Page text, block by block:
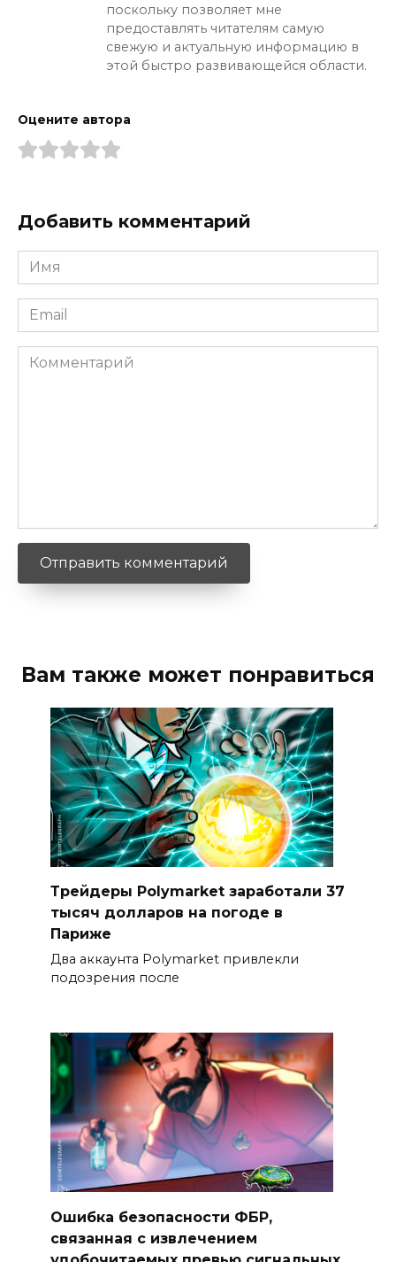
поскольку позволяет мне
предоставлять читателям самую
свежую и актуальную информацию в
этой быстро развивающейся области.
Оцените автора
Добавить комментарий
Имя
*
Email
*
Комментарий
Вам также может понравиться
Трейдеры Polymarket заработали 37
тысяч долларов на погоде в
Париже
Два аккаунта Polymarket привлекли
подозрения после
Ошибка безопасности ФБР,
связанная с извлечением